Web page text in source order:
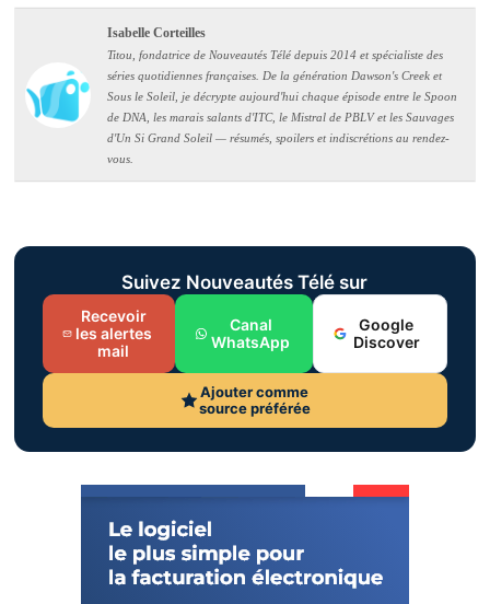
Isabelle Corteilles
Titou, fondatrice de Nouveautés Télé depuis 2014 et spécialiste des
séries quotidiennes françaises. De la génération Dawson's Creek et
Sous le Soleil, je décrypte aujourd'hui chaque épisode entre le Spoon
de DNA, les marais salants d'ITC, le Mistral de PBLV et les Sauvages
d'Un Si Grand Soleil — résumés, spoilers et indiscrétions au rendez-
vous.
Suivez Nouveautés Télé sur
Recevoir
les alertes
mail
Canal
WhatsApp
Google
Discover
Ajouter comme
source préférée